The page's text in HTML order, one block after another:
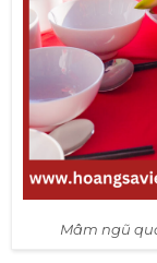
Mâm ngũ